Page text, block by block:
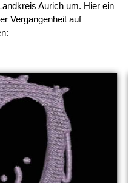
Aurich um. Hier ein
Vergangenheit auf